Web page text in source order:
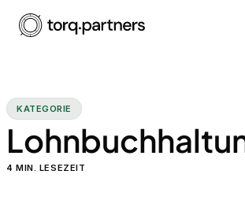
KATEGORIE
4 MIN. LESEZEIT